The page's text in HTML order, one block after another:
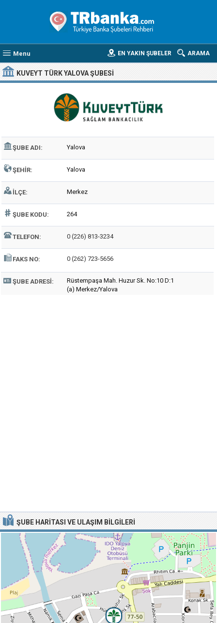
Menu ARAMA
EN YAKIN ŞUBELER
KUVEYT TÜRK YALOVA ŞUBESI
ŞUBE ADI: Yalova
ŞEHIR: Yalova
İLÇE: Merkez
ŞUBE KODU: 264
TELEFON: 0 (226) 813-3234
FAKS NO: 0 (262) 723-5656
ŞUBE ADRESI:
Rüstempaşa Mah. Huzur Sk. No:10 D:1
(a) Merkez/Yalova
ŞUBE HARITASI VE ULAŞIM BILGILERI